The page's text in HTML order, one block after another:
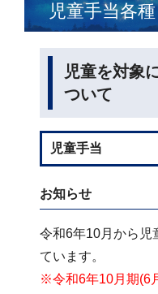
児童手当各種
児童を対象
ついて
児童手当
お知らせ
令和6年10月から児
ています。
※令和6年10月期(6